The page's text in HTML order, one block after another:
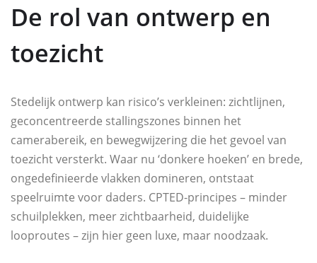
De rol van ontwerp en
toezicht
Stedelijk ontwerp kan risico’s verkleinen: zichtlijnen,
geconcentreerde stallingszones binnen het
camerabereik, en bewegwijzering die het gevoel van
toezicht versterkt. Waar nu ‘donkere hoeken’ en brede,
ongedefinieerde vlakken domineren, ontstaat
speelruimte voor daders. CPTED-principes – minder
schuilplekken, meer zichtbaarheid, duidelijke
looproutes – zijn hier geen luxe, maar noodzaak.